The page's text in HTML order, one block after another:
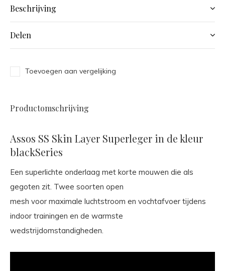
Beschrijving
Delen
Toevoegen aan vergelijking
Productomschrijving
Assos SS Skin Layer Superleger in de kleur
blackSeries
Een superlichte onderlaag met korte mouwen die als
gegoten zit. Twee soorten open
mesh voor maximale luchtstroom en vochtafvoer tijdens
indoor trainingen en de warmste
wedstrijdomstandigheden.